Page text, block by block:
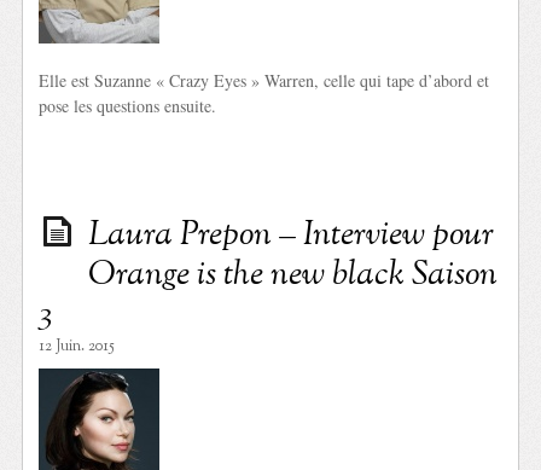
Elle est Suzanne « Crazy Eyes » Warren, celle qui tape d’abord et
pose les questions ensuite.
Laura Prepon – Interview pour
Orange is the new black Saison
3
12 Juin. 2015